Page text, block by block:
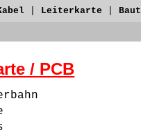
Leiterkarte
/ PCB